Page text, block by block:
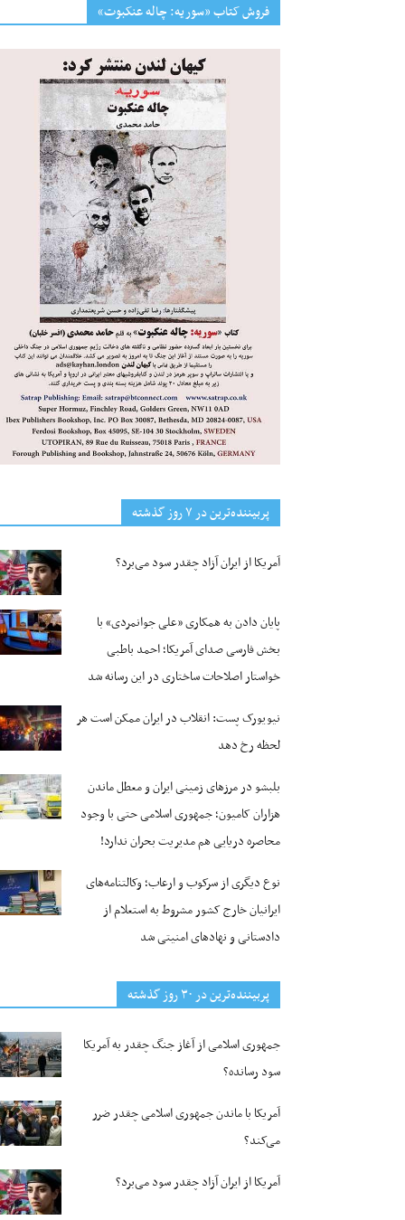
فروش کتاب «سوریه: چاله عنکبوت»
پربیننده‌ترین‌ در ۷ روز گذشته
آمریکا از ایران آزاد چقدر سود می‌برد؟
پایان دادن به همکاری «علی جوانمردی» با
بخش فارسی صدای آمریکا؛ احمد باطبی
خواستار اصلاحات ساختاری در این رسانه شد
نیویورک پست: انقلاب در ایران ممکن است هر
لحظه رخ دهد
بلبشو در مرزهای زمینی ایران و معطل ماندن
هزاران کامیون؛ جمهوری اسلامی حتی با وجود
محاصره دریایی هم مدیریت بحران ندارد!
نوع دیگری از سرکوب و ارعاب؛ وکالتنامه‌های
ایرانیان خارج کشور مشروط به استعلام از
دادستانی و نهادهای امنیتی شد
پربیننده‌ترین‌ در ۳۰ روز گذشته
جمهوری اسلامی از آغاز جنگ چقدر به آمریکا
سود رسانده؟
آمریکا با ماندن جمهوری اسلامی چقدر ضرر
می‌کند؟
آمریکا از ایران آزاد چقدر سود می‌برد؟